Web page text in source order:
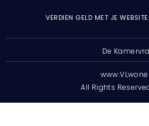
VERDIEN GELD MET JE
De
All Rights